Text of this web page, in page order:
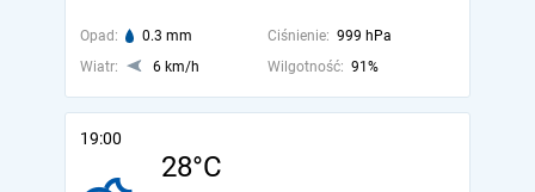
Opad: 0.3 mm Ciśnienie: 999 hPa
Wiatr:
6 km/h Wilgotność: 91%
19:00
28°C